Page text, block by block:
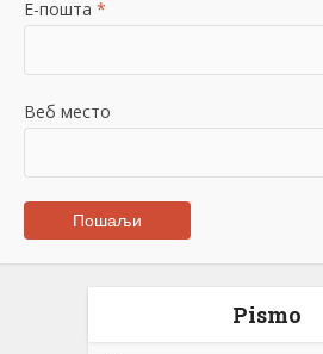
Е-пошта *
Веб место
Pismo